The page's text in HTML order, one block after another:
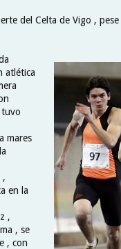
del Celta de Vigo ,
atlética
mares
,
en la
,
, se
, con